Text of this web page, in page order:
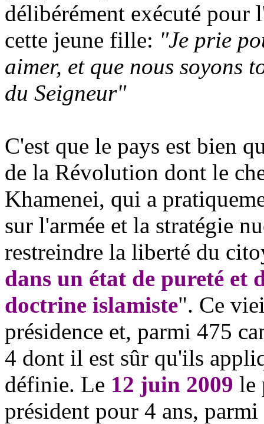
délibérément exécuté pour
cette jeune fille: "Je prie
aimer, et que nous soyons
du Seigneur"
C'est que le pays est bien
de la Révolution dont le
Khamenei, qui a
sur l'armée et la stratégie
restreindre la liberté du
dans un état de pureté et
doctrine islamiste". Ce
présidence et, parmi 475
4 dont il est sûr qu'ils
définie. Le 12 juin 2009 le
président pour 4 ans,